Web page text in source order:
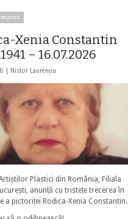
Xenia Constantin
– 16.07.2026
| Nistor Laurențiu
Plastici din România, Filiala
anunță cu tristețe trecerea în
a pictoriței Rodica-Xenia Constantin.